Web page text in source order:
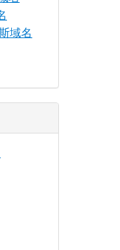
域名